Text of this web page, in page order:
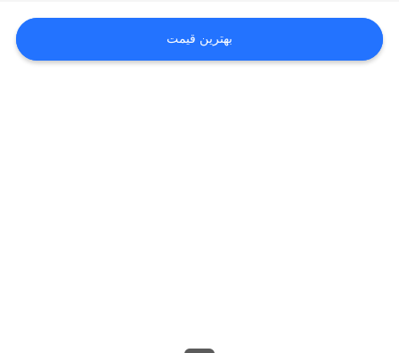
درخواست
نقل قول
بهترین قیمت